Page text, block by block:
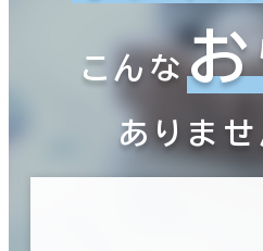
こんな
ありま